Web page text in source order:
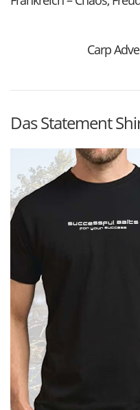
Carp
Das Statement